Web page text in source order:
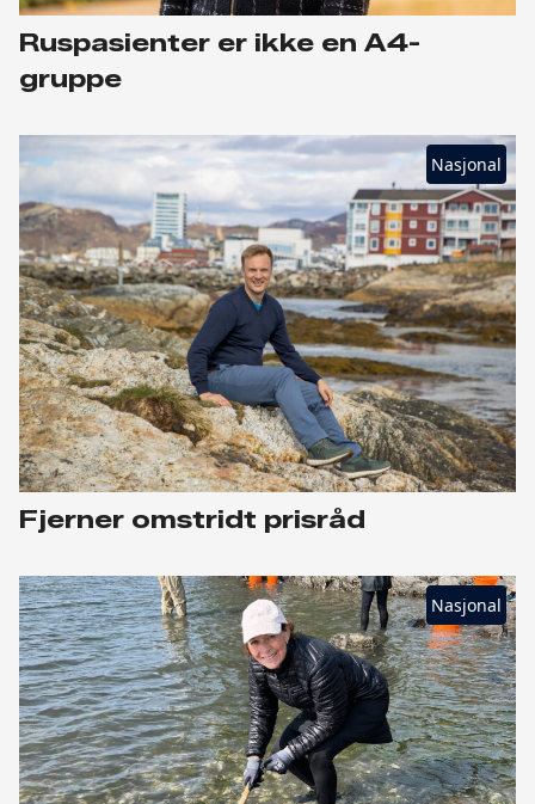
Ruspasienter er ikke en A4-
gruppe
Nasjonal
Fjerner omstridt prisråd
Nasjonal